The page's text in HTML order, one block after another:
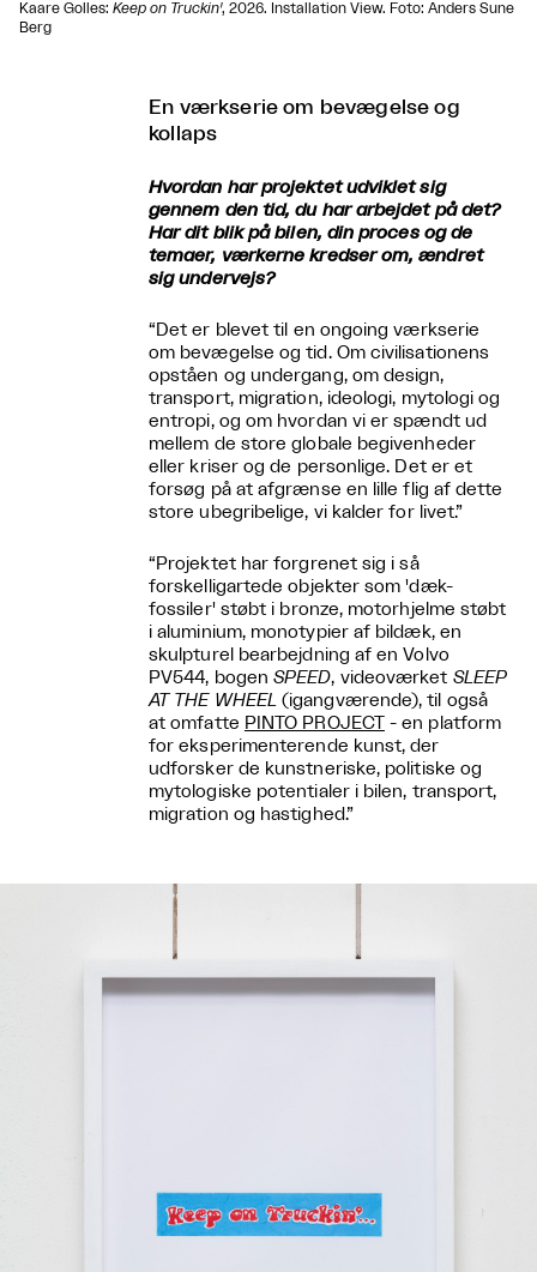
Kaare Golles: Keep on Truckin', 2026. Installation View. Foto: Anders Sune
Berg
En værkserie om bevægelse og
kollaps
Hvordan har projektet udviklet sig
gennem den tid, du har arbejdet på det?
Har dit blik på bilen, din proces og de
temaer, værkerne kredser om, ændret
sig undervejs?
“Det er blevet til en ongoing værkserie
om bevægelse og tid. Om civilisationens
opståen og undergang, om design,
transport, migration, ideologi, mytologi og
entropi, og om hvordan vi er spændt ud
mellem de store globale begivenheder
eller kriser og de personlige. Det er et
forsøg på at afgrænse en lille flig af dette
store ubegribelige, vi kalder for livet.”
“Projektet har forgrenet sig i så
forskelligartede objekter som 'dæk-
fossiler' støbt i bronze, motorhjelme støbt
i aluminium, monotypier af bildæk, en
skulpturel bearbejdning af en Volvo
PV544, bogenSPEED, videoværket SLEEP
AT THE WHEEL(igangværende), til også
at omfatte PINTO PROJECT
- en platform
for eksperimenterende kunst, der
udforsker de kunstneriske, politiske og
mytologiske potentialer i bilen, transport,
migration og hastighed.”